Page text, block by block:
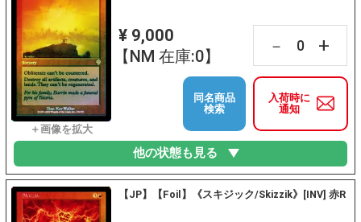
¥ 9,000
【NM 在庫:0】
－ +
入荷時に
通知
同名商品
検索
他の状態も見る
【JP】【Foil】《スキジック/Skizzik》[INV] 赤R